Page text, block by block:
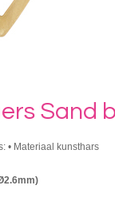
Sand
• Materiaal kunsthars